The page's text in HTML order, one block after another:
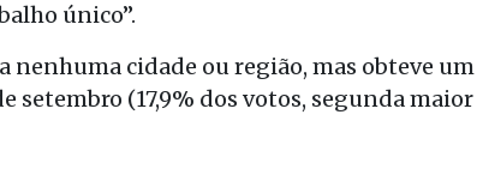
único”.
nenhuma cidade ou região, mas obteve
setembro (17,9% dos votos, segunda